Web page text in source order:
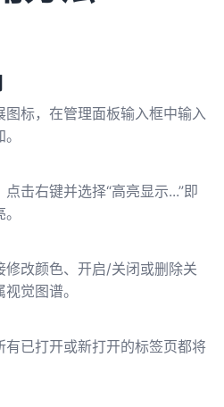
图标，在管理面板输入框中输入
击右键并选择“高亮显示...”即
修改颜色、开启/关闭或删除关
觉图谱。
有已打开或新打开的标签页都将